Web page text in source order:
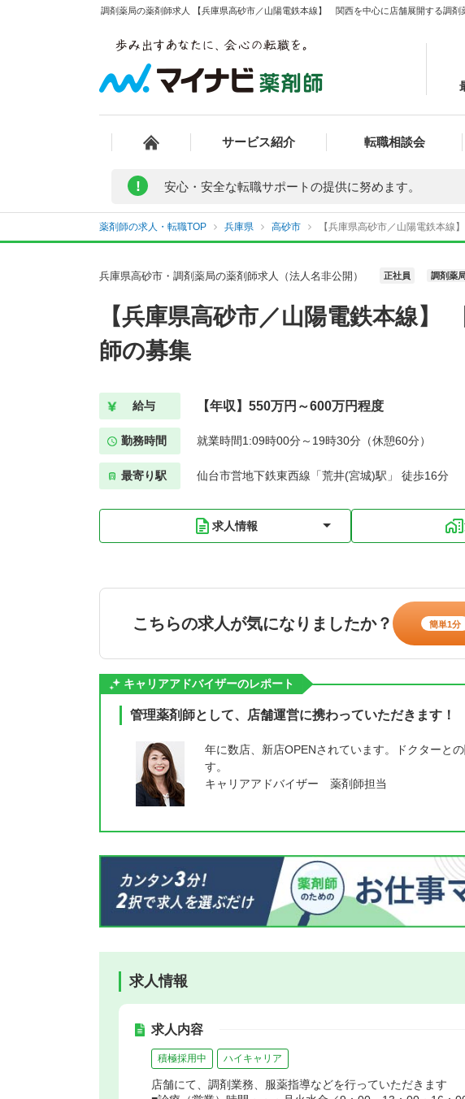
調剤薬局の薬剤師求人 【兵庫県高砂市／山陽電鉄本線】 関西を中心に店舗展開する調剤
サービス紹介 転職相談会
! 安心・安全な転職サポートの提供に努めます。
薬剤師の求人・転職TOP 兵庫県 高砂市 【兵庫県高砂市／山陽電鉄本
兵庫県高砂市・調剤薬局の薬剤師求人（法人名非公開） 正社員 調剤薬
【兵庫県高砂市／山陽電鉄本線
師の募集
給与 【年収】550万円～600万円程度
勤務時間 就業時間1:09時00分～19時30分（休憩60分）
最寄り駅 仙台市営地下鉄東西線「荒井(宮城)駅」 徒歩16分
求人情報
こちらの求人が気になりましたか？ 簡単1分
キャリアアドバイザーのレポート
管理薬剤師として、店舗運営に携わっていただきます！
年に数店、新店OPENされています。ドクターと
す。
キャリアアドバイザー 薬剤師担当
求人情報
求人内容
積極採用中 ハイキャリア
店舗にて、調剤業務、服薬指導などを行っていただきます